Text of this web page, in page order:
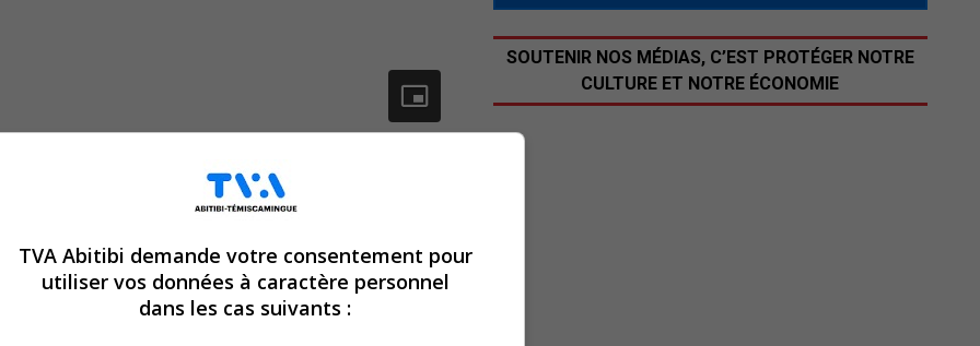
SOUTENIR NOS MÉDIAS, C’EST PROTÉGER NOTRE
CULTURE ET NOTRE ÉCONOMIE
TVA Abitibi demande votre consentement pour
utiliser vos données à caractère personnel
dans les cas suivants :